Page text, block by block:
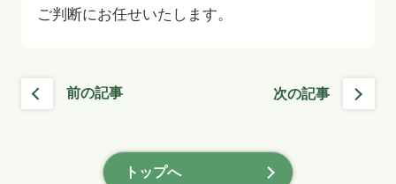
ご判断にお任せいたします。
前の記事 次の記事
トップへ